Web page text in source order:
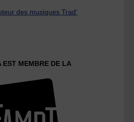
des musiques Trad'
EST MEMBRE DE LA